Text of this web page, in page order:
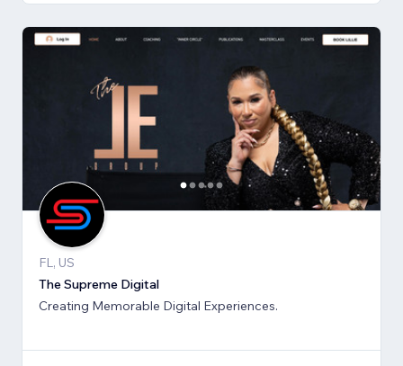
FL, US
The Supreme Digital
Creating Memorable Digital Experiences.